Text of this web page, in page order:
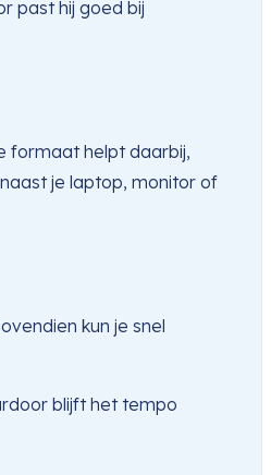
past hij goed bij
formaat helpt daarbij,
je laptop, monitor of
kun je snel
blijft het tempo